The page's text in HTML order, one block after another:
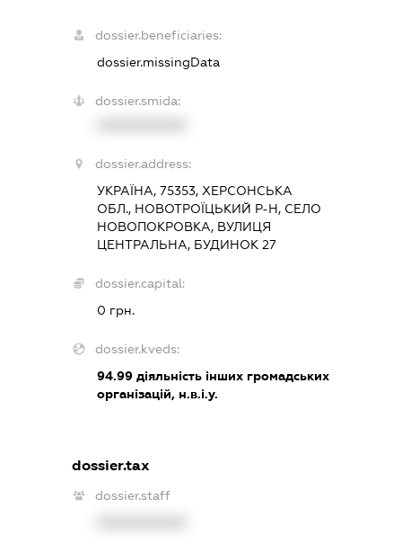
dossier.beneficiaries:
dossier.missingData
dossier.smida:
dossier.address:
УКРАЇНА, 75353, ХЕРСОНСЬКА
ОБЛ., НОВОТРОЇЦЬКИЙ Р-Н, СЕЛО
НОВОПОКРОВКА, ВУЛИЦЯ
ЦЕНТРАЛЬНА, БУДИНОК 27
dossier.capital:
0 грн.
dossier.kveds:
94.99 діяльність інших громадських
організацій, н.в.і.у.
dossier.tax
dossier.staff